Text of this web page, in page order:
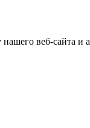
веб-сайта и